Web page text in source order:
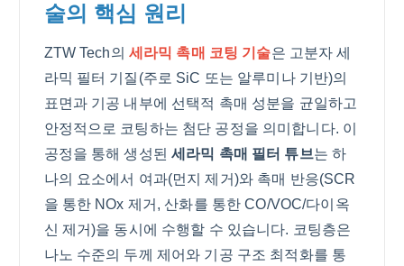
술의 핵심 원리
ZTW Tech의 세라믹 촉매 코팅 기술은 고분자 세
라믹 필터 기질(주로 SiC 또는 알루미나 기반)의
표면과 기공 내부에 선택적 촉매 성분을 균일하고
안정적으로 코팅하는 첨단 공정을 의미합니다. 이
공정을 통해 생성된세라믹 촉매 필터 튜브는 하
나의 요소에서 여과(먼지 제거)와 촉매 반응(SCR
을 통한 NOx 제거, 산화를 통한 CO/VOC/다이옥
신 제거)을 동시에 수행할 수 있습니다. 코팅층은
나노 수준의 두께 제어와 기공 구조 최적화를 통